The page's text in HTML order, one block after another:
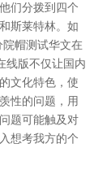
们分拨到四个
斯莱特林。如
院帽测试华文在
线版不仅让国内
文化特色，使
性的问题，用
题可能触及对
想考我方的个